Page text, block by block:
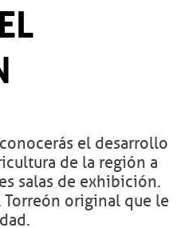
el desarrollo
de la región a
salas de exhibición.
Torreón original que le